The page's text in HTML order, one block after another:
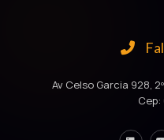
Av Celso Garcia 928,
Cep: